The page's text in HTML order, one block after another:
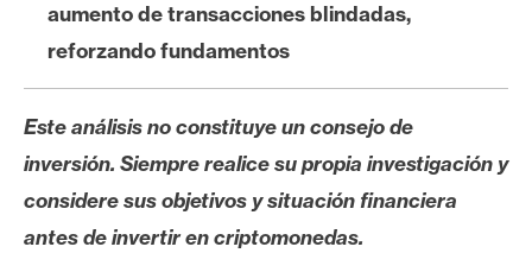
s
d
e
P
r
e
n
s
aumento de transacciones blindadas,
reforzando fundamentos
Este análisis no constituye un consejo de
inversión. Siempre realice su propia investigación y
considere sus objetivos y situación financiera
antes de invertir en criptomonedas.